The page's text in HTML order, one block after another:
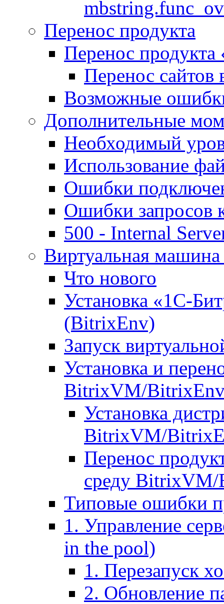
Перенос продукта
Перенос продукта
Перенос сайтов
Возможные
Дополнительные
Необходимый
Использование
Ошибки
Ошибки запросов
500 - Internal
Виртуальная
Что нового
Установка «1С-
(BitrixEnv)
Запуск
Установка и
BitrixVM/
Установка
BitrixVM/
Перенос
среду
Типовые ошибки
1. Управление
in the pool)
1. Перезапуск
2. Обновление